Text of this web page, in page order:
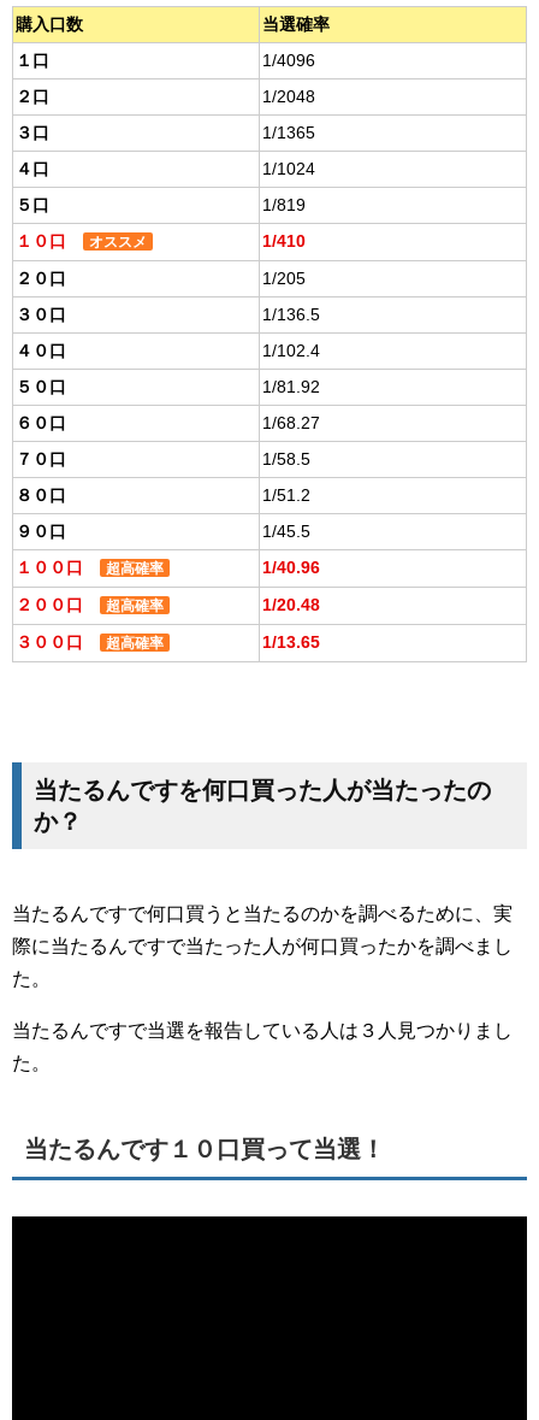
購入口数
当選確率
１口
1/4096
２口
1/2048
３口
1/1365
４口
1/1024
５口
1/819
１０口
オススメ 1/410
２０口
1/205
３０口
1/136.5
４０口
1/102.4
５０口
1/81.92
６０口
1/68.27
７０口
1/58.5
８０口
1/51.2
９０口
1/45.5
１００口
超高確率 1/40.96
２００口 超高確率 1/20.48
３００口 超高確率 1/13.65
当たるんですを何口買った人が当たったの
か？
当たるんですで何口買うと当たるのかを調べるために、実
際に当たるんですで当たった人が何口買ったかを調べまし
た。
当たるんですで当選を報告している人は３人見つかりまし
た。
当たるんです１０口買って当選！